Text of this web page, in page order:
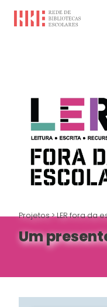
Projetos>LER fora da
Um